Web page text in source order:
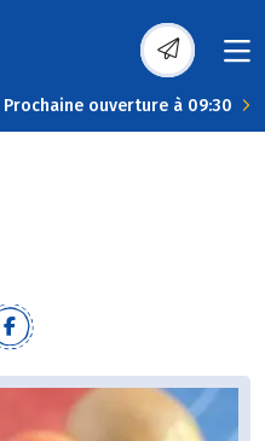
Prochaine ouverture à 09:30